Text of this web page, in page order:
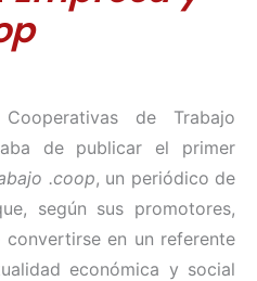
de Trabajo
de publicar el primer
.coop, un periódico de
según sus promotores,
en un referente
económica y social